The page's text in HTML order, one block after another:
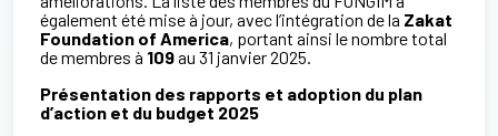
également été mise à jour, avec l’intégration de la Zakat
Foundation of America, portant ainsi le nombre total
de membres à 109au 31 janvier 2025.
Présentation des rapports et adoption du plan
d’action et du budget 2025